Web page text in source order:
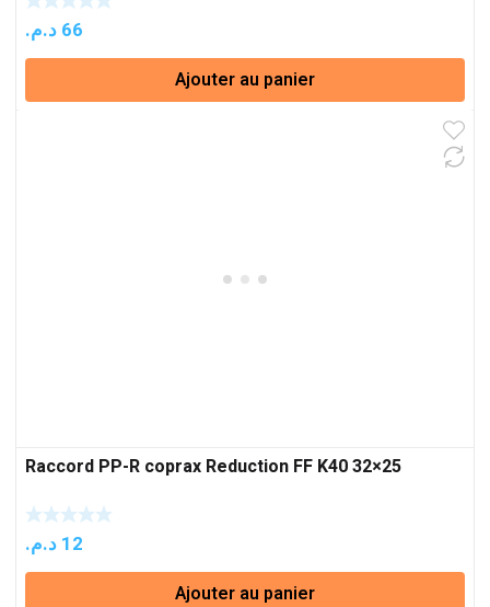
66 د.م.
Ajouter au panier
Raccord PP-R coprax Reduction FF K40 32×25
12 د.م.
Ajouter au panier